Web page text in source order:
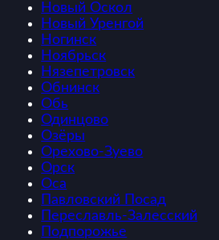
Новый Оскол
Новый Уренгой
Ногинск
Ноябрьск
Нязепетровск
Обнинск
Обь
Одинцово
Озёры
Орехово-Зуево
Орск
Оса
Павловский Посад
Переславль-Залесский
Подпорожье